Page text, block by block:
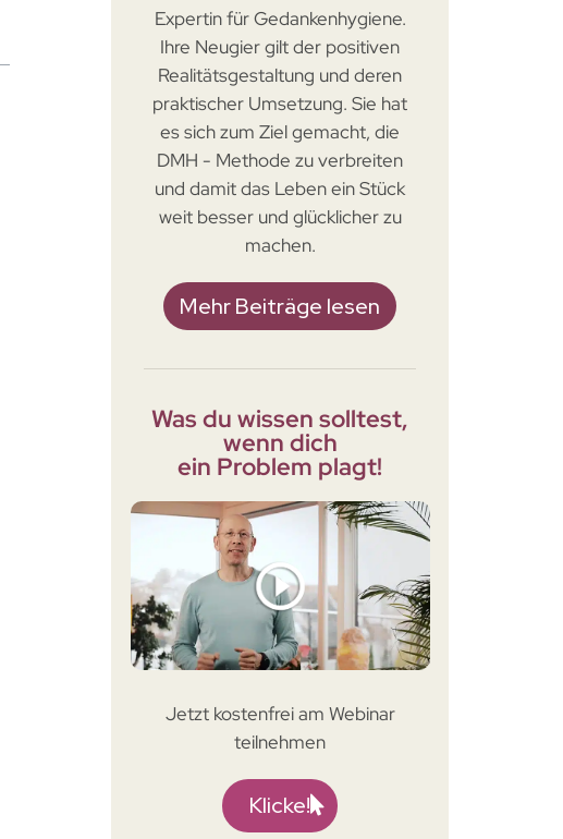
Expertin für Gedankenhygiene.
Ihre Neugier gilt der positiven
Realitätsgestaltung und deren
praktischer Umsetzung. Sie hat
es sich zum Ziel gemacht, die
DMH - Methode zu verbreiten
und damit das Leben ein Stück
weit besser und glücklicher zu
machen.
Mehr Beiträge lesen
Was du wissen solltest,
wenn dich
ein Problem plagt!
Jetzt kostenfrei am Webinar
teilnehmen
Klicke!